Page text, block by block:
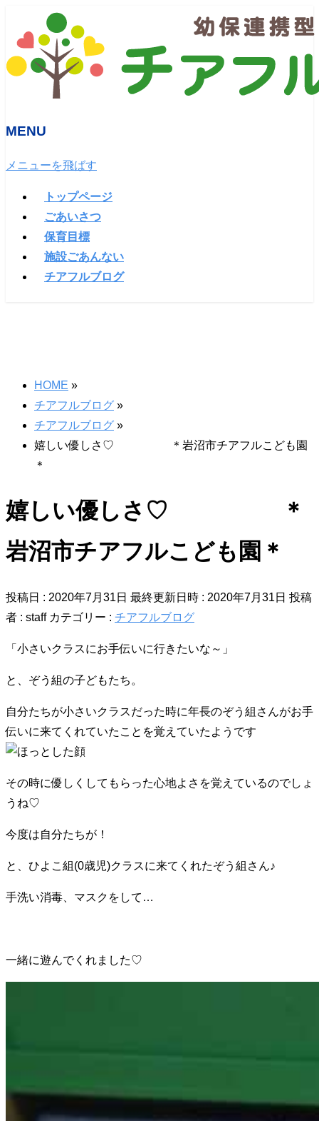
MENU
メニューを飛ばす
トップページ
ごあいさつ
保育目標
施設ごあんない
チアフルブログ
HOME »
チアフルブログ »
チアフルブログ »
嬉しい優しさ♡ ＊岩沼市チアフルこども園
＊
嬉しい優しさ♡ ＊
岩沼市チアフルこども園＊
投稿日 : 2020年7月31日 最終更新日時 : 2020年7月31日 投稿
者 : staff カテゴリー : チアフルブログ
「小さいクラスにお手伝いに行きたいな～」
と、ぞう組の子どもたち。
自分たちが小さいクラスだった時に年長のぞう組さんがお手
伝いに来てくれていたことを覚えていたようです
その時に優しくしてもらった心地よさを覚えているのでしょ
うね♡
今度は自分たちが！
と、ひよこ組(0歳児)クラスに来てくれたぞう組さん♪
手洗い消毒、マスクをして…
一緒に遊んでくれました♡